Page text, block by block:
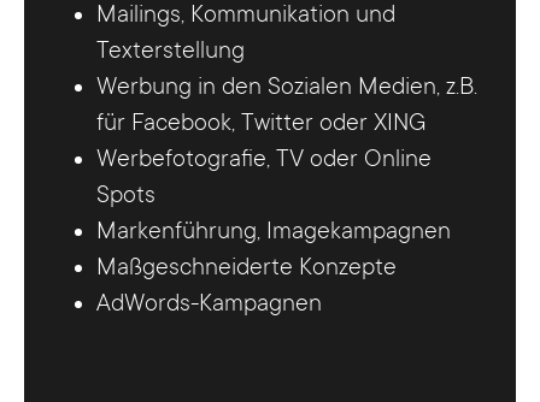
Mailings, Kommunikation und
Texterstellung
Werbung in den Sozialen Medien, z.B.
für Facebook, Twitter oder XING
Werbefotografie, TV oder Online
Spots
Markenführung, Imagekampagnen
Maßgeschneiderte Konzepte
AdWords-Kampagnen